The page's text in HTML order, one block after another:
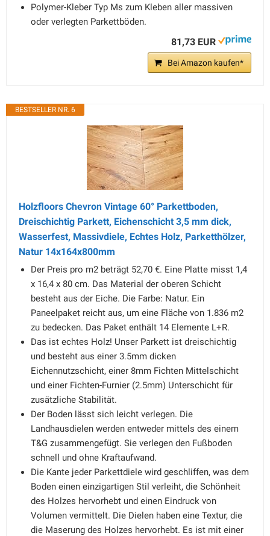
Polymer-Kleber Typ Ms zum Kleben aller massiven
oder verlegten Parkettböden.
81,73 EUR
Bei Amazon kaufen*
BESTSELLER NR. 6
Holzfloors Chevron Vintage 60° Parkettboden,
Dreischichtig Parkett, Eichenschicht 3,5 mm dick,
Wasserfest, Massivdiele, Echtes Holz, Parketthölzer,
Natur 14x164x800mm
Der Preis pro m2 beträgt 52,70 €. Eine Platte misst 1,4
х 16,4 х 80 cm. Das Material der oberen Schicht
besteht aus der Eiche. Die Farbe: Natur. Ein
Paneelpaket reicht aus, um eine Fläche von 1.836 m2
zu bedecken. Das Paket enthält 14 Elemente L+R.
Das ist echtes Holz! Unser Parkett ist dreischichtig
und besteht aus einer 3.5mm dicken
Eichennutzschicht, einer 8mm Fichten Mittelschicht
und einer Fichten-Furnier (2.5mm) Unterschicht für
zusätzliche Stabilität.
Der Boden lässt sich leicht verlegen. Die
Landhausdielen werden entweder mittels des einem
T&G zusammengefügt. Sie verlegen den Fußboden
schnell und ohne Kraftaufwand.
Die Kante jeder Parkettdiele wird geschliffen, was dem
Boden einen einzigartigen Stil verleiht, die Schönheit
des Holzes hervorhebt und einen Eindruck von
Volumen vermittelt. Die Dielen haben eine Textur, die
die Maserung des Holzes hervorhebt. Es ist mit einer